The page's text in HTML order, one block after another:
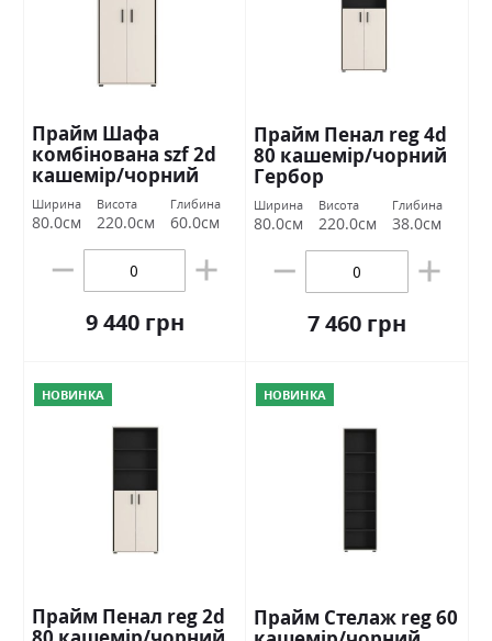
Прайм Шафа
комбінована szf 2d
кашемір/чорний
Гербор
Ширина
80.0см
Висота
220.0см
Глибина
60.0см
9 440 грн
Прайм Пенал reg 4d
80 кашемір/чорний
Гербор
Ширина
80.0см
Висота
220.0см
Глибина
38.0см
7 460 грн
НОВИНКА
Прайм Пенал reg 2d
НОВИНКА
Прайм Стелаж reg 60